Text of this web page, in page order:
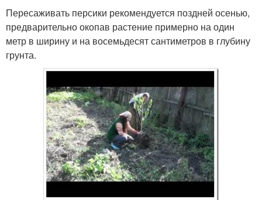
Пересаживать персики рекомендуется поздней осенью,
предварительно окопав растение примерно на один
метр в ширину и на восемьдесят сантиметров в глубину
грунта.